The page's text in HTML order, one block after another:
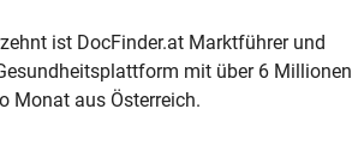
ist DocFinder.at Marktführer und
mit über 6 Millionen
Monat aus Österreich.